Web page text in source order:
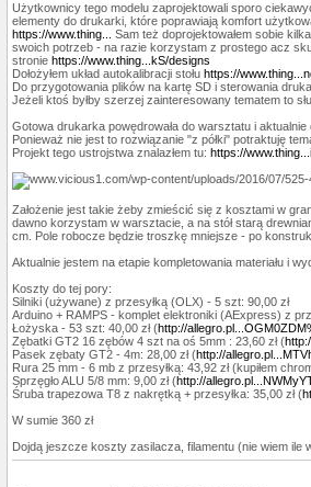
Użytkownicy tego modelu zaprojektowali sporo
elementy do drukarki, które poprawiają komfort
https://www.thing...
Sam też doprojektowałem sobie
swoich potrzeb - na razie korzystam z prostego acz
stronie https://www.thing...kS/designs
Dołożyłem układ autokalibracji stołu https://
Do przygotowania plików na kartę SD i sterowania
Jeżeli ktoś byłby szerzej zainteresowany tematem to
Gotowa drukarka powędrowała do warsztatu i
Ponieważ nie jest to rozwiązanie "z półki" potraktuję
Projekt tego ustrojstwa znalazłem tu: https://
Założenie jest takie żeby zmieścić się z kosztami w
dawno korzystam w warsztacie, a na stół starą
cm. Pole robocze będzie troszkę mniejsze - po
Aktualnie jestem na etapie kompletowania materiału i
Koszty do tej pory:
Silniki (używane) z przesyłką (OLX) - 5 szt: 90,00 zł
Arduino + RAMPS - komplet elektroniki (AExpress) z
Łożyska - 53 szt: 40,00 zł (http://
Zębatki GT2 16 zębów 4 szt na oś 5mm : 23,60 zł (
Pasek zębaty GT2 - 4m: 28,00 zł (http://
Rura 25 mm - 6 mb z przesyłką: 43,92 zł (kupiłem
Sprzęgło ALU 5/8 mm: 9,00 zł (http://
Śruba trapezowa T8 z nakrętką + przesyłka: 35,00 zł (
W sumie 360 zł
Dojdą jeszcze koszty zasilacza, filamentu (nie wiem ile